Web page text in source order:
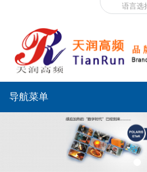
语言选
导航菜单